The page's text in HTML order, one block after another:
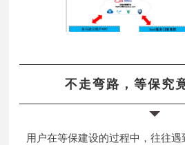
不走弯路，等保究
用户在等保建设的过程中，往往遇